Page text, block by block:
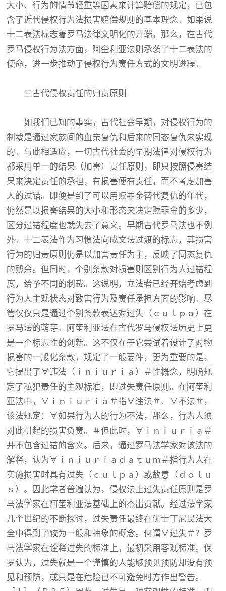
大小、行为的情节轻重等因素来计算赔偿的规定，已包
含了近代侵权行为法损害赔偿规则的基本理念。如果说
十二表法标志着罗马法律文明化的开端，那么，在古代
罗马侵权行为法方面，阿奎利亚法则承袭了十二表法的
使命，进一步推动了侵权行为责任方式的文明进程。
三古代侵权责任的归责原则
如我们已知的事实，古代社会早期，对侵权行为的
制裁是通过家族间的血亲复仇和后来的同态复仇来实现
的。与此相适应，一切古代社会的早期法律对侵权行为
都采用单一的结果（加害）责任原则，即只按照侵害结
果来决定责任的承担，有损害便有责任，而不考虑加害
人的过错。即便是到了可以用赎罪金替代复仇的年代，
仍然是以损害结果的大小和形态来决定赎罪金的多少，
区分过错程度也就失去了意义。早期古代罗马法也不例
外。十二表法作为习惯法向成文法过渡的标志，其损害
行为的归责原则仍是以加害责任为主，反映了同态复仇
的残余。但同时，个别条款对损害则区别行为人过错程
度，给予不同的制裁。这说明，立法者已经开始考虑到
行为人主观状态对致害行为及责任承担方面的影响。尽
管仅仅只是通过个别条款表达对过失（ｃｕｌｐａ）在
罗马法的萌芽。阿奎利亚法在古代罗马侵权法历史上更
是一个标志性的创新。这不仅在于它尝试着设计了对物
损害的一般化条款，规定了一般要件，更为重要的是，
它提出了∀违法（ｉｎｉｕｒｉａ）＃性概念，明确规
定了私犯责任的主观标准，即过失责任原则。在阿奎利
亚法中，∀ｉｎｉｕｒｉａ＃指∀违法＃、∀不法＃，
该法规定：∀如果行为人的行为不法，那么，行为人须
对此引起的损害负责。＃但此时，∀ｉｎｉｕｒｉａ＃
并不包含过错的含义。后来，通过罗马法学家对该法的
解释，认为∀ｉｎｉｕｒｉａｄａｔｕｍ＃指行为人在
实施损害时具有过失（ｃｕｌｐａ）或故意（ｄｏｌｕ
ｓ）。因此学者普遍认为，侵权法上过失责任原则是罗
马法学家在阿奎利亚法基础上的杰出贡献。经过法学家
几个世纪的不断探讨，过失责任最终在优士丁尼民法大
全中得到了较为一般和抽象的概念。何谓∀过失＃？罗
马法学家在诠释过失的标准上，最初采用客观标准。保
罗认为，过失就是一个谨慎的人能够预见预防却没有预
见和预防，或只是在危险已不可避免时方作出警告。